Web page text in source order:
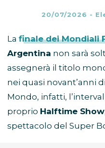
20/07/2026 -
La finale dei Mondiali
Argentina non sarà
assegnerà il titolo
nei quasi novant’anni
Mondo, infatti,
proprio Halftime Show
spettacolo del Super